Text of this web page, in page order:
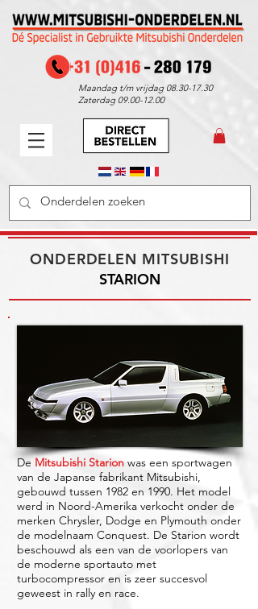
Maandag t/m vrijdag 08.30-17.30
Zaterdag 09.00-12.00
ONDERDELEN MITSUBISHI
STARION
De Mitsubishi Starion was een sportwagen
van de Japanse fabrikant Mitsubishi,
gebouwd tussen 1982 en 1990. Het model
werd in Noord-Amerika verkocht onder de
merken Chrysler, Dodge en Plymouth onder
de modelnaam Conquest. De Starion wordt
beschouwd als een van de voorlopers van
de moderne sportauto met
turbocompressor en is zeer succesvol
geweest in rally en race.